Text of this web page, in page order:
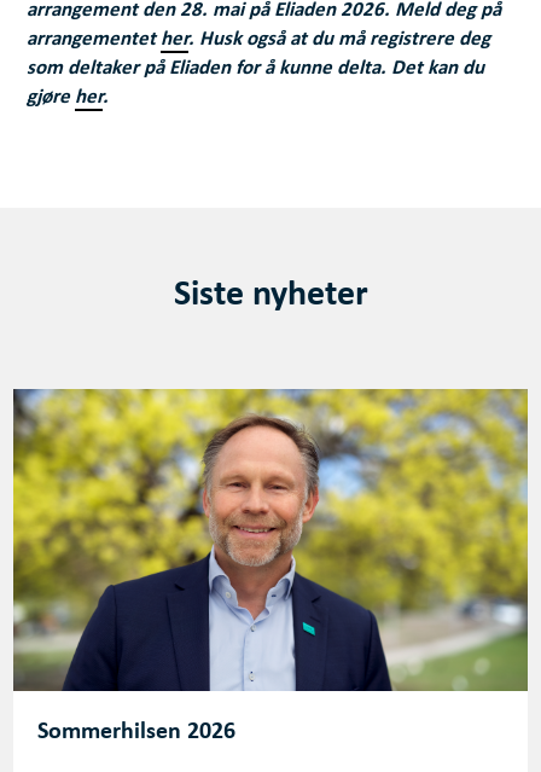
arrangement den 28. mai på Eliaden 2026. Meld deg på
arrangementether. Husk også at du må registrere deg
som deltaker på Eliaden for å kunne delta. Det kan du
gjøreher.
Siste nyheter
Sommerhilsen 2026